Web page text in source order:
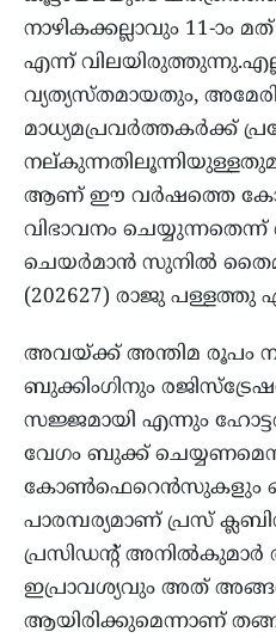
നാഴികക്കല്ലാവും 11-
എന്ന്
വ്യത്യസ്തമായതും,
മാധ്യമപ്രവര്‍ത്തകര്‍ക്ക്
ആണ് ഈ വര്‍ഷത്തെ
വിഭാവനം
ചെയര്‍മാന്‍ സുനില്‍
(202627) രാജു
അവയ്ക്ക് അന്തിമ രൂപം
ബുക്കിംഗിനും
സജ്ജമായി എന്നും
വേഗം ബുക്ക്
കോണ്‍ഫെറെന്‍സുകളും
പാരമ്പര്യമാണ് പ്രസ്
പ്രസിഡന്റ് അനില്‍കുമാര്‍
ഇപ്രാവശ്യവും അത്
ആയിരിക്കുമെന്നാണ്